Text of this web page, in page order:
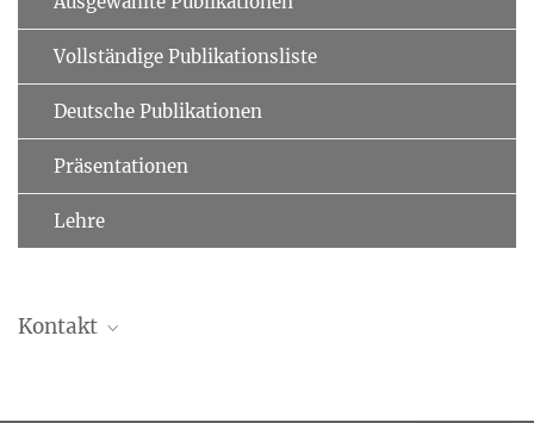
Vollständige Publikationsliste
Deutsche Publikationen
Präsentationen
Lehre
Kontakt